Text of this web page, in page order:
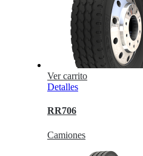
Ver carrito
Detalles
RR706
Camiones